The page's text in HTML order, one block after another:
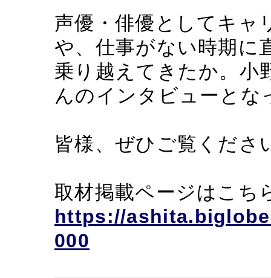
声優・俳優としてキャ
や、仕事がない時期に
乗り越えてきたか。小
んのインタビューとな
皆様、ぜひご覧くださ
取材掲載ページはこち
https://
000